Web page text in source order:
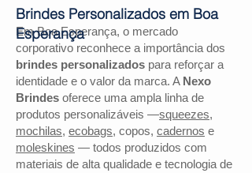
Em Boa Esperança, o mercado
corporativo reconhece a importância dos
brindes personalizados para reforçar a
identidade e o valor da marca. A Nexo
Brindes oferece uma ampla linha de
produtos personalizáveis —squeezes,
mochilas, ecobags, copos, cadernos e
moleskines — todos produzidos com
materiais de alta qualidade e tecnologia de
Brindes Personalizados em Boa
Esperança